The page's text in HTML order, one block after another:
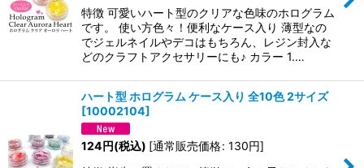
特徴 可愛いハート型のクリアな色味のホログラム
です。 使い方色々！便利なケース入り 薄型なの
でジェルネイルやデコはもちろん、レジン封入な
どのクラフトアクセサリーにも♪ カラー 1.…
ハート型 ホログラム ケース入り 全10色 2サイズ
[10002104]
124円(税込) [通常販売価格: 130円]